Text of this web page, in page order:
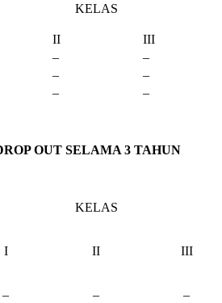
KELAS
II
III
–
–
–
–
– –
OUT SELAMA 3 TAHUN
KELAS
I II III
– – –